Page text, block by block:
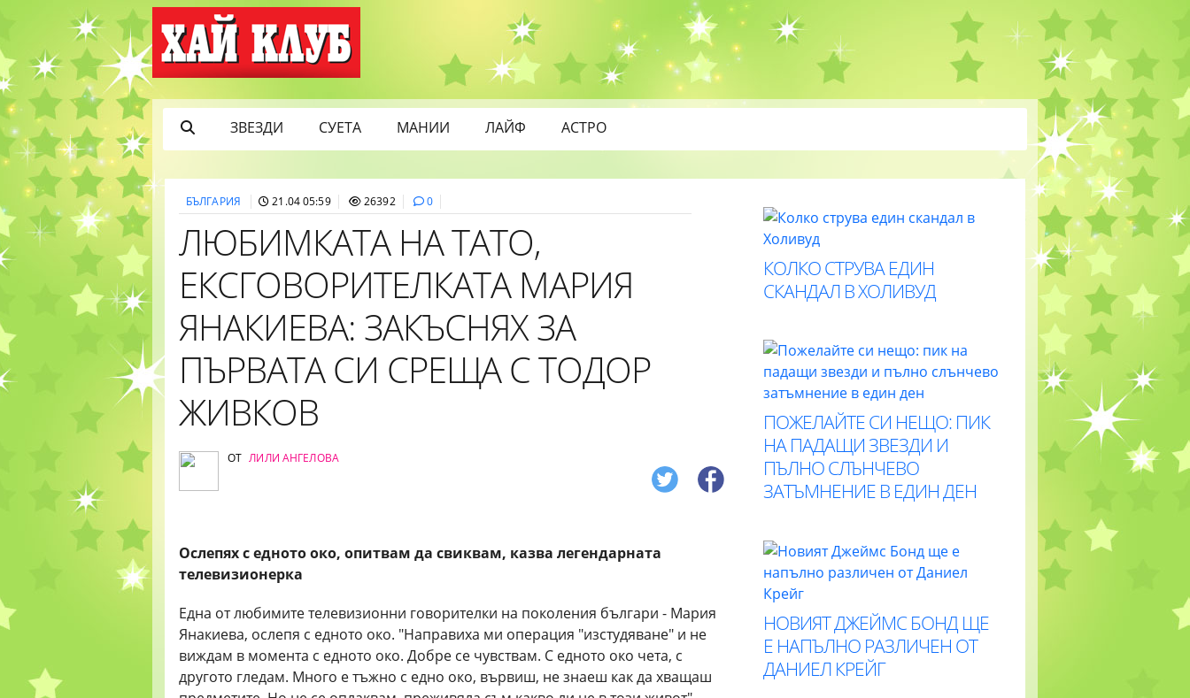
ЗВЕЗДИ СУЕТА МАНИИ ЛАЙФ АСТРО
БЪЛГАРИЯ 21.04 05:59 26392 0
ЛЮБИМКАТА НА ТАТО,
ЕКСГОВОРИТЕЛКАТА МАРИЯ
ЯНАКИЕВА: ЗАКЪСНЯХ ЗА
ПЪРВАТА СИ СРЕЩА С ТОДОР
ЖИВКОВ
ОТ ЛИЛИ АНГЕЛОВА
Ослепях с едното око, опитвам да свиквам, казва легендарната
телевизионерка
Една от любимите телевизионни говорителки на поколения българи - Мария
Янакиева, ослепя с едното око. "Направиха ми операция "изстудяване" и не
виждам в момента с едното око. Добре се чувствам. С едното око чета, с
другото гледам. Много е тъжно с едно око, вървиш, не знаеш как да хващаш
КОЛКО СТРУВА ЕДИН
СКАНДАЛ В ХОЛИВУД
ПОЖЕЛАЙТЕ СИ НЕЩО: ПИК
НА ПАДАЩИ ЗВЕЗДИ И
ПЪЛНО СЛЪНЧЕВО
ЗАТЪМНЕНИЕ В ЕДИН ДЕН
НОВИЯТ ДЖЕЙМС БОНД ЩЕ
Е НАПЪЛНО РАЗЛИЧЕН ОТ
ДАНИЕЛ КРЕЙГ